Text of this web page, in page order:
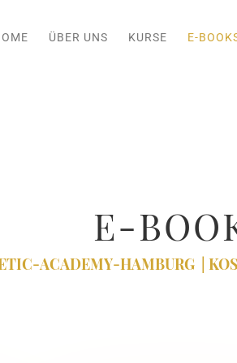
ÜBER UNS KURSE E-
E-
ACADEMY-HAMBURG |